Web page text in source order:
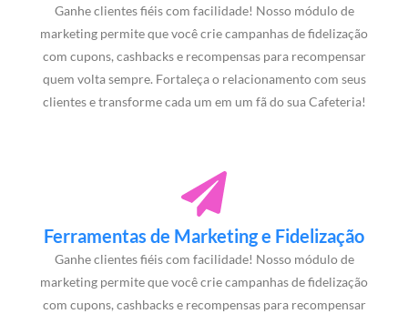
Ganhe clientes fiéis com facilidade! Nosso módulo de
marketing permite que você crie campanhas de fidelização
com cupons, cashbacks e recompensas para recompensar
quem volta sempre. Fortaleça o relacionamento com seus
clientes e transforme cada um em um fã do sua Cafeteria!
Ferramentas de Marketing e Fidelização
Ganhe clientes fiéis com facilidade! Nosso módulo de
marketing permite que você crie campanhas de fidelização
com cupons, cashbacks e recompensas para recompensar